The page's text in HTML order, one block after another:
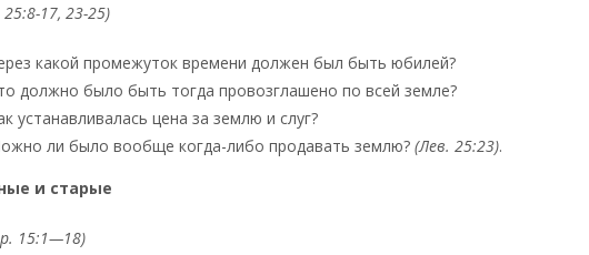
17, 23-25)
какой промежуток времени должен был быть юбилей?
должно было быть тогда провозглашено по всей земле?
устанавливалась цена за землю и слуг?
ли было вообще когда-либо продавать землю? (Лев. 25:23).
и старые
15:1—18)